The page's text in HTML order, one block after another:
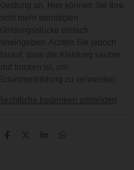
Kleidung an. Hier können Sie Ihre
nicht mehr benötigten
Kleidungsstücke einfach
hineingeben. Achten Sie jedoch
darauf, dass die Kleidung sauber
und trocken ist, um
Schimmelbildung zu vermeiden.
Rechtliche bedenken anmelden
T
T
T